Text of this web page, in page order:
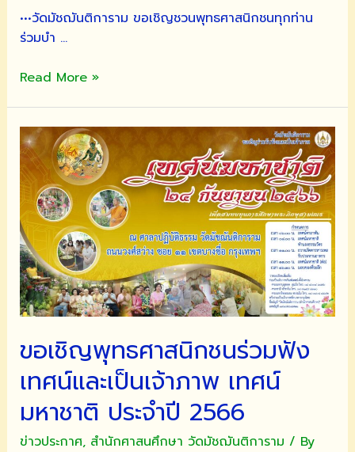
ที่
๒๔-๓๑
๒๕๖๗
•••วัดมัชฌันติการาม ขอเชิญชวนพุทธศาสนิกชนทุกท่าน
ร่วมบำ …
ขอ
พุทธศาสนิกชน
ทุก
ท่าน
ร่วม
บำเพ็ญ
ทาน
ศีล
และ
ภาวนา,ทำบุญ
ตักบาตร,บวช
มะ
,ปฏิบัติ
ธรรม
และ
เวียน
Read More »
ขอเชิญพุทธศาสนิกชนร่วมฟัง
เทศน์และเป็นเจ้าภาพ เทศน์
มหาชาติ ประจำปี 2566
ข่าวประกาศ, สำนักศาสนศึกษา วัดมัชฌันติการาม / By